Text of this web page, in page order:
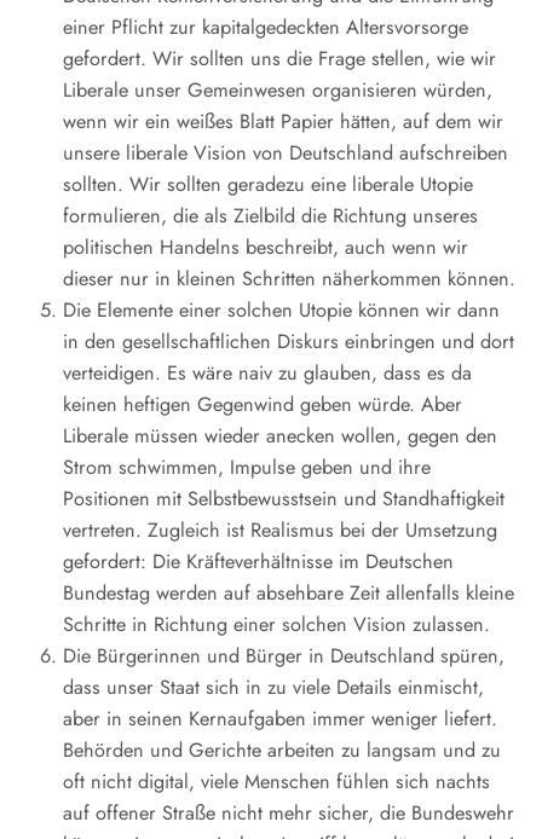
einer Pflicht zur kapitalgedeckten Altersvorsorge
gefordert. Wir sollten uns die Frage stellen, wie wir
Liberale unser Gemeinwesen organisieren würden,
wenn wir ein weißes Blatt Papier hätten, auf dem wir
unsere liberale Vision von Deutschland aufschreiben
sollten. Wir sollten geradezu eine liberale Utopie
formulieren, die als Zielbild die Richtung unseres
politischen Handelns beschreibt, auch wenn wir
dieser nur in kleinen Schritten näherkommen können.
Die Elemente einer solchen Utopie können wir dann
in den gesellschaftlichen Diskurs einbringen und dort
verteidigen. Es wäre naiv zu glauben, dass es da
keinen heftigen Gegenwind geben würde. Aber
Liberale müssen wieder anecken wollen, gegen den
Strom schwimmen, Impulse geben und ihre
Positionen mit Selbstbewusstsein und Standhaftigkeit
vertreten. Zugleich ist Realismus bei der Umsetzung
gefordert: Die Kräfteverhältnisse im Deutschen
Bundestag werden auf absehbare Zeit allenfalls kleine
Schritte in Richtung einer solchen Vision zulassen.
Die Bürgerinnen und Bürger in Deutschland spüren,
dass unser Staat sich in zu viele Details einmischt,
aber in seinen Kernaufgaben immer weniger liefert.
Behörden und Gerichte arbeiten zu langsam und zu
oft nicht digital, viele Menschen fühlen sich nachts
auf offener Straße nicht mehr sicher, die Bundeswehr